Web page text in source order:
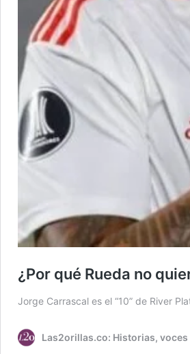
¿Por qué Rueda no
Jorge Carrascal es el “10” de River
Las2orillas.co: Historias,